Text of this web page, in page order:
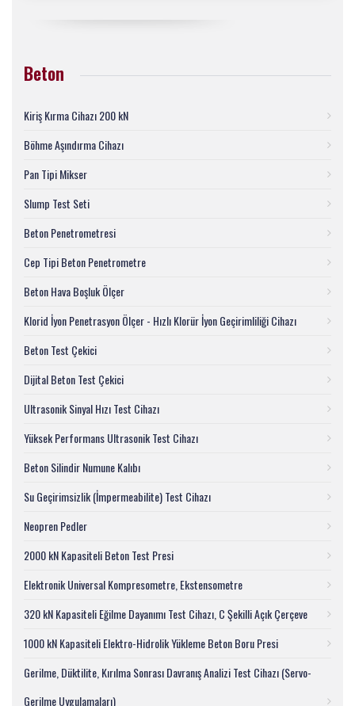
Beton
Kiriş Kırma Cihazı 200 kN
Böhme Aşındırma Cihazı
Pan Tipi Mikser
Slump Test Seti
Beton Penetrometresi
Cep Tipi Beton Penetrometre
Beton Hava Boşluk Ölçer
Klorid İyon Penetrasyon Ölçer - Hızlı Klorür İyon Geçirimliliği Cihazı
Beton Test Çekici
Dijital Beton Test Çekici
Ultrasonik Sinyal Hızı Test Cihazı
Yüksek Performans Ultrasonik Test Cihazı
Beton Silindir Numune Kalıbı
Su Geçirimsizlik (İmpermeabilite) Test Cihazı
Neopren Pedler
2000 kN Kapasiteli Beton Test Presi
Elektronik Universal Kompresometre, Ekstensometre
320 kN Kapasiteli Eğilme Dayanımı Test Cihazı, C Şekilli Açık Çerçeve
1000 kN Kapasiteli Elektro-Hidrolik Yükleme Beton Boru Presi
Gerilme, Düktilite, Kırılma Sonrası Davranış Analizi Test Cihazı (Servo-
Gerilme Uygulamaları)